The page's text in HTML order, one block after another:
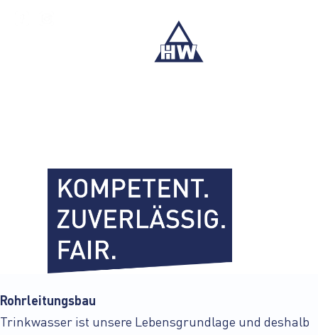
Rohrleitungsbau
Trinkwasser ist unsere Lebensgrundlage und deshalb